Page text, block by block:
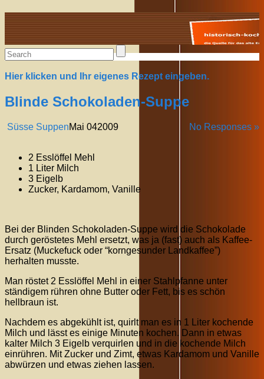
Alte Rezepte online
Hier klicken und Ihr eigenes Rezept eingeben.
Blinde Schokoladen-Suppe
Süsse Suppen No Responses »
Mai 042009
2 Esslöffel Mehl
1 Liter Milch
3 Eigelb
Zucker, Kardamom, Vanille
Bei der Blinden Schokoladen-Suppe wird die Schokolade
durch geröstetes Mehl ersetzt, was ja (fast) auch als Kaffee-
Ersatz (Muckefuck oder “korngesunder Landkaffee”)
herhalten musste.
Man röstet 2 Esslöffel Mehl in einer Stahlpfanne unter
ständigem rühren ohne Butter oder Fett, bis es schön
hellbraun ist.
Nachdem es abgekühlt ist, quirlt man es in 1 Liter kochende
Milch und lässt es einige Minuten kochen. Dann in etwas
kalter Milch 3 Eigelb verquirlen und in die kochende Milch
einrühren. Mit Zucker und Zimt, etwas Kardamom und Vanille
abwürzen und etwas ziehen lassen.